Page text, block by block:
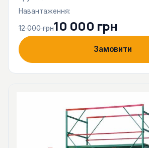
Навантаження:
12 000 грн10 000 грн
Замовити